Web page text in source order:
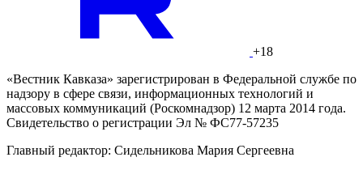
+18
«Вестник Кавказа» зарегистрирован в Федеральной службе по
надзору в сфере связи, информационных технологий и
массовых коммуникаций (Роскомнадзор) 12 марта 2014 года.
Свидетельство о регистрации Эл № ФС77-57235
Главный редактор: Сидельникова Мария Сергеевна